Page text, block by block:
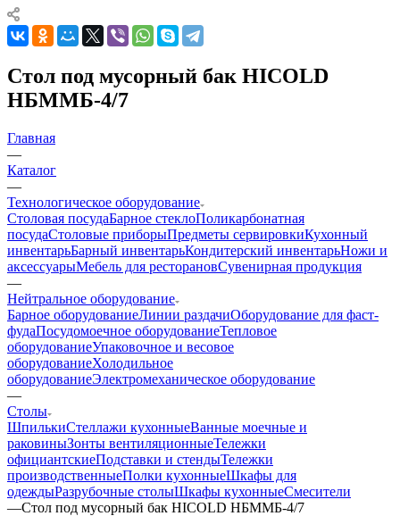
Стол под мусорный бак HICOLD
НБММБ-4/7
Главная
—
Каталог
—
Технологическое оборудование
Столовая посудаБарное стеклоПоликарбонатная
посудаСтоловые приборыПредметы сервировкиКухонный
инвентарьБарный инвентарьКондитерский инвентарьНожи и
аксессуарыМебель для ресторановСувенирная продукция
—
Нейтральное оборудование
Барное оборудованиеЛинии раздачиОборудование для фаст-
фудаПосудомоечное оборудованиеТепловое
оборудованиеУпаковочное и весовое
оборудованиеХолодильное
оборудованиеЭлектромеханическое оборудование
—
Столы
ШпилькиСтеллажи кухонныеВанные моечные и
раковиныЗонты вентиляционныеТележки
официантскиеПодставки и стендыТележки
производственныеПолки кухонныеШкафы для
одеждыРазрубочные столыШкафы кухонныеСмесители
—Стол под мусорный бак HICOLD НБММБ-4/7